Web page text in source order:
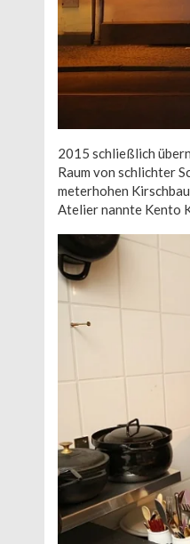
2015 schließlich
Raum von schlichter
meterhohen
Atelier nannte Kento